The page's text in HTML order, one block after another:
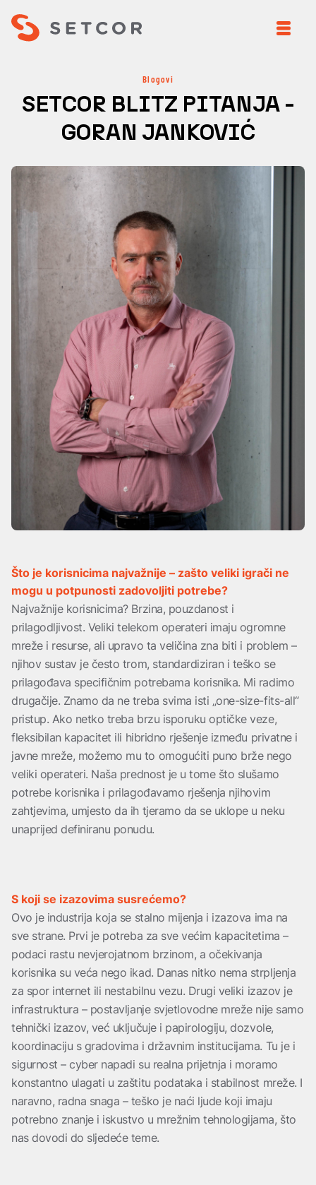
Blogovi
SETCOR BLITZ PITANJA -
GORAN JANKOVIĆ
Što je korisnicima najvažnije – zašto veliki igrači ne
mogu u potpunosti zadovoljiti potrebe?
Najvažnije korisnicima? Brzina, pouzdanost i
prilagodljivost. Veliki telekom operateri imaju ogromne
mreže i resurse, ali upravo ta veličina zna biti i problem –
njihov sustav je često trom, standardiziran i teško se
prilagođava specifičnim potrebama korisnika. Mi radimo
drugačije. Znamo da ne treba svima isti „one-size-fits-all“
pristup. Ako netko treba brzu isporuku optičke veze,
fleksibilan kapacitet ili hibridno rješenje između privatne i
javne mreže, možemo mu to omogućiti puno brže nego
veliki operateri. Naša prednost je u tome što slušamo
potrebe korisnika i prilagođavamo rješenja njihovim
zahtjevima, umjesto da ih tjeramo da se uklope u neku
unaprijed definiranu ponudu.
S koji se izazovima susrećemo?
Ovo je industrija koja se stalno mijenja i izazova ima na
sve strane. Prvi je potreba za sve većim kapacitetima –
podaci rastu nevjerojatnom brzinom, a očekivanja
korisnika su veća nego ikad. Danas nitko nema strpljenja
za spor internet ili nestabilnu vezu. Drugi veliki izazov je
infrastruktura – postavljanje svjetlovodne mreže nije samo
tehnički izazov, već uključuje i papirologiju, dozvole,
koordinaciju s gradovima i državnim institucijama. Tu je i
sigurnost – cyber napadi su realna prijetnja i moramo
konstantno ulagati u zaštitu podataka i stabilnost mreže. I
naravno, radna snaga – teško je naći ljude koji imaju
potrebno znanje i iskustvo u mrežnim tehnologijama, što
nas dovodi do sljedeće teme.